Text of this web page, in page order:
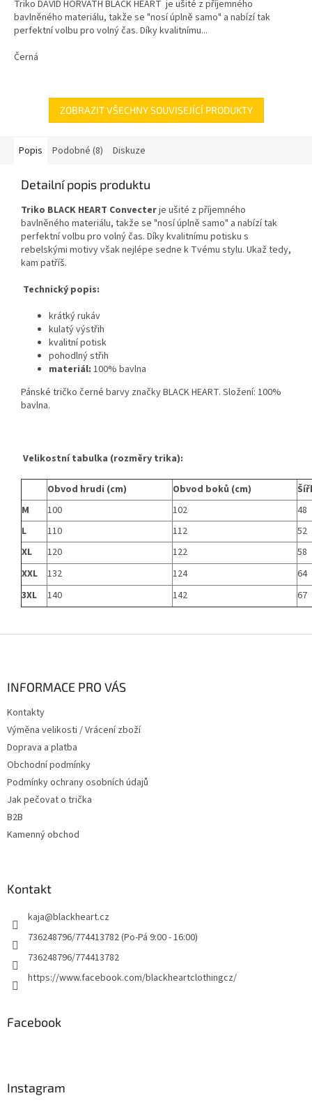
5
hvězdiček.
Triko DAVID HORVÁTH BLACK HEART je ušité z příjemného
bavlněného materiálu, takže se "nosí úplně samo" a nabízí tak
perfektní volbu pro volný čas. Díky kvalitnímu...
Černá
ZOBRAZIT VŠECHNY SOUVISEJÍCÍ PRODUKTY
Popis Podobné (8) Diskuze
Detailní popis produktu
Triko BLACK HEART Convecterje ušité z příjemného
bavlněného materiálu, takže se "nosí úplně samo" a nabízí tak
perfektní volbu pro volný čas. Díky kvalitnímu potisku s
rebelskými motivy však nejlépe sedne k Tvému stylu. Ukaž tedy,
kam patříš.
Technický popis:
krátký rukáv
kulatý výstřih
kvalitní potisk
pohodlný střih
materiál: 100% bavlna
Pánské tričko černé barvy značky BLACK HEART. Složení: 100%
bavlna.
Velikostní tabulka (rozměry trika):
Obvod hrudi (cm) Obvod boků (cm)
M
100 102
48
L
110 112
52
XL
120 122
58
XXL
132 124
64
3XL
140 142 67
INFORMACE PRO VÁS
Kontakty
Výměna velikosti / Vrácení zboží
Doprava a platba
Obchodní podmínky
Podmínky ochrany osobních údajů
Jak pečovat o trička
B2B
Kamenný obchod
Kontakt
kaja@blackheart.cz
736248796/774413782 (Po-Pá 9:00 - 16:00)
736248796/774413782
https://www.facebook.com/blackheartclothingcz/
Facebook
Instagram